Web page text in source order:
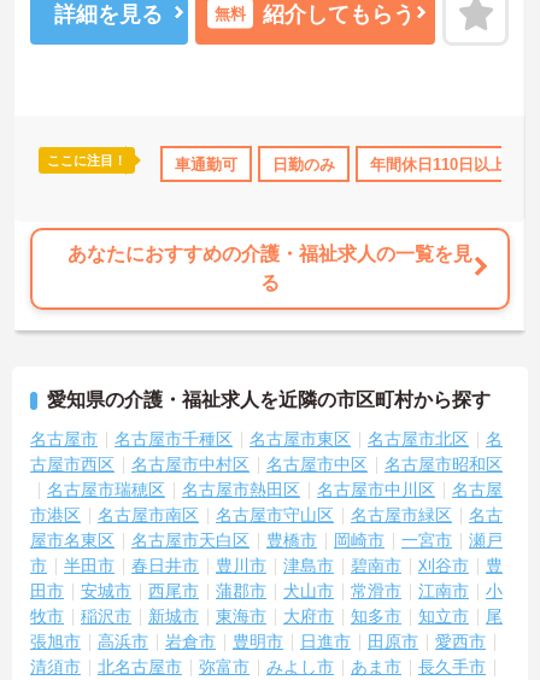
休日110日以上 産休･育休･介護休暇取得実績あり 社会保険完備
ご興味のある方には、面接対策ポイントなど、さらに詳細をご案内
しますのでお気軽にご相談ください！
詳細を見る 無料 紹介してもらう
ここに注目！ 車通勤可 日勤のみ 年間休日110日以上
あなたにおすすめの介護・福祉求人の一覧を見
る
愛知県の介護・福祉求人を近隣の市区町村から探す
名古屋市 名古屋市千種区 名古屋市東区 名古屋市北区
名
古屋市西区
名古屋市中村区 名古屋市中区
名古屋市昭和区
名古屋市瑞穂区
名古屋市熱田区 名古屋市中川区
名古屋
市港区
名古屋市南区 名古屋市守山区 名古屋市緑区
名古
屋市名東区
名古屋市天白区 豊橋市 岡崎市 一宮市
瀬戸
市
半田市 春日井市 豊川市 津島市 碧南市 刈谷市
豊
田市
安城市 西尾市 蒲郡市 犬山市 常滑市 江南市
小
牧市
稲沢市 新城市 東海市 大府市 知多市 知立市
尾
張旭市
高浜市 岩倉市 豊明市 日進市 田原市
愛西市
清須市
北名古屋市 弥富市 みよし市 あま市
長久手市